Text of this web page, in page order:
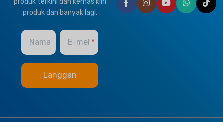
produk terkini dan kemas kini
produk dan banyak lagi.
Nama E-mel